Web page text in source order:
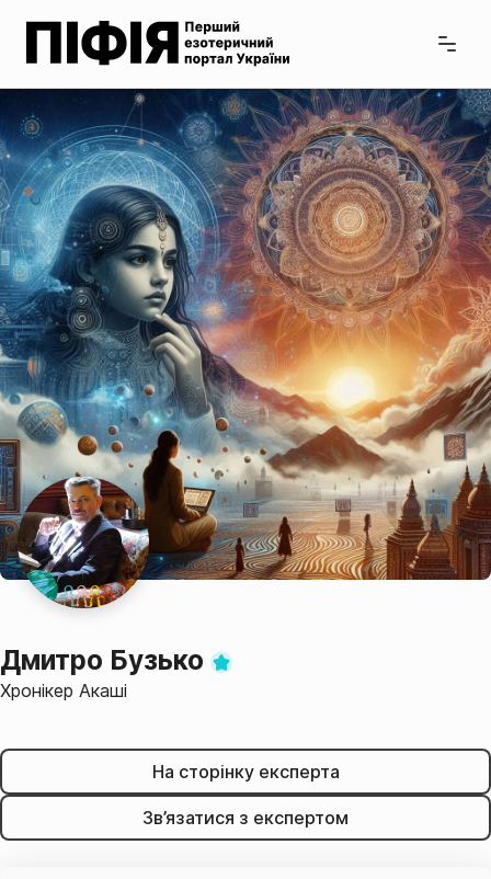
Дмитро Бузько
Хронікер Акаші
На сторінку експерта
Зв’язатися з експертом